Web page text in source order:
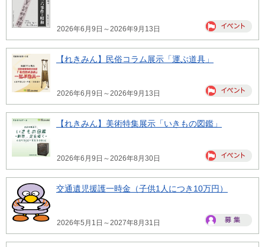
2026年6月9日～2026年9月13日
【れきみん】民俗コラム展示「運ぶ道具」
2026年6月9日～2026年9月13日
【れきみん】美術特集展示「いきもの図鑑」
2026年6月9日～2026年8月30日
交通遺児援護一時金（子供1人につき10万円）
2026年5月1日～2027年8月31日